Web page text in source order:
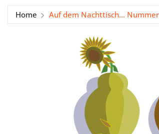
Home Auf dem Nachttisch…